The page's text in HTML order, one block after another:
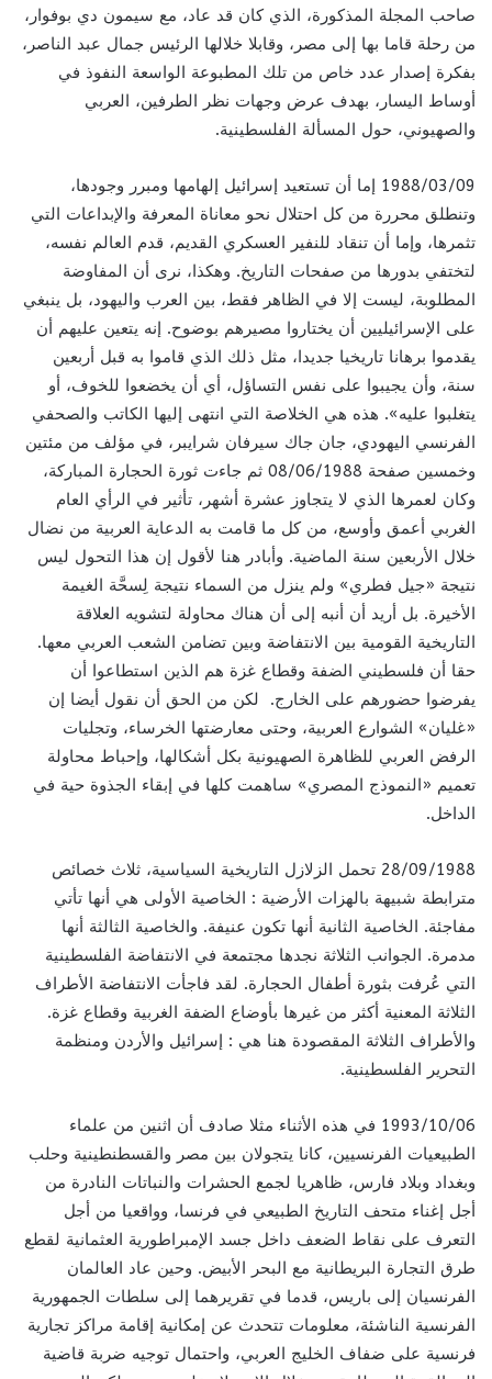
صاحب المجلة المذكورة، الذي كان قد عاد، مع سيمون دي بوفوار،
من رحلة قاما بها إلى مصر، وقابلا خلالها الرئيس جمال عبد الناصر،
بفكرة إصدار عدد خاص من تلك المطبوعة الواسعة النفوذ في
أوساط اليسار، بهدف عرض وجهات نظر الطرفين، العربي
والصهيوني، حول المسألة الفلسطينية.
1988/03/09 إما أن تستعيد إسرائيل إلهامها ومبرر وجودها،
وتنطلق محررة من كل احتلال نحو معاناة المعرفة والإبداعات التي
تثمرها، وإما أن تنقاد للنفير العسكري القديم، قدم العالم نفسه،
لتختفي بدورها من صفحات التاريخ. وهكذا، نرى أن المفاوضة
المطلوبة، ليست إلا في الظاهر فقط، بين العرب واليهود، بل ينبغي
على الإسرائيليين أن يختاروا مصيرهم بوضوح. إنه يتعين عليهم أن
يقدموا برهانا تاريخيا جديدا، مثل ذلك الذي قاموا به قبل أربعين
سنة، وأن يجيبوا على نفس التساؤل، أي أن يخضعوا للخوف، أو
يتغلبوا عليه». هذه هي الخلاصة التي انتهى إليها الكاتب والصحفي
الفرنسي اليهودي، جان جاك سيرفان شرايبر، في مؤلف من مئتين
وخمسين صفحة 08/06/1988 ثم جاءت ثورة الحجارة المباركة،
وكان لعمرها الذي لا يتجاوز عشرة أشهر، تأثير في الرأي العام
الغربي أعمق وأوسع، من كل ما قامت به الدعاية العربية من نضال
خلال الأربعين سنة الماضية. وأبادر هنا لأقول إن هذا التحول ليس
نتيجة «جيل فطري» ولم ينزل من السماء نتيجة لِسحَّة الغيمة
الأخيرة. بل أريد أن أنبه إلى أن هناك محاولة لتشويه العلاقة
التاريخية القومية بين الانتفاضة وبين تضامن الشعب العربي معها.
حقا أن فلسطيني الضفة وقطاع غزة هم الذين استطاعوا أن
يفرضوا حضورهم على الخارج. لكن من الحق أن نقول أيضا إن
«غليان» الشوارع العربية، وحتى معارضتها الخرساء، وتجليات
الرفض العربي للظاهرة الصهيونية بكل أشكالها، وإحباط محاولة
تعميم «النموذج المصري» ساهمت كلها في إبقاء الجذوة حية في
الداخل.
28/09/1988 تحمل الزلازل التاريخية السياسية، ثلاث خصائص
مترابطة شبيهة بالهزات الأرضية : الخاصية الأولى هي أنها تأتي
مفاجئة. الخاصية الثانية أنها تكون عنيفة. والخاصية الثالثة أنها
مدمرة. الجوانب الثلاثة نجدها مجتمعة في الانتفاضة الفلسطينية
التي عُرفت بثورة أطفال الحجارة. لقد فاجأت الانتفاضة الأطراف
الثلاثة المعنية أكثر من غيرها بأوضاع الضفة الغربية وقطاع غزة.
والأطراف الثلاثة المقصودة هنا هي : إسرائيل والأردن ومنظمة
التحرير الفلسطينية.
1993/10/06 في هذه الأثناء مثلا صادف أن اثنين من علماء
الطبيعيات الفرنسيين، كانا يتجولان بين مصر والقسطنطينية وحلب
وبغداد وبلاد فارس، ظاهريا لجمع الحشرات والنباتات النادرة من
أجل إغناء متحف التاريخ الطبيعي في فرنسا، وواقعيا من أجل
التعرف على نقاط الضعف داخل جسد الإمبراطورية العثمانية لقطع
طرق التجارة البريطانية مع البحر الأبيض. وحين عاد العالمان
الفرنسيان إلى باريس، قدما في تقريرهما إلى سلطات الجمهورية
الفرنسية الناشئة، معلومات تتحدث عن إمكانية إقامة مراكز تجارية
فرنسية على ضفاف الخليج العربي، واحتمال توجيه ضربة قاضية